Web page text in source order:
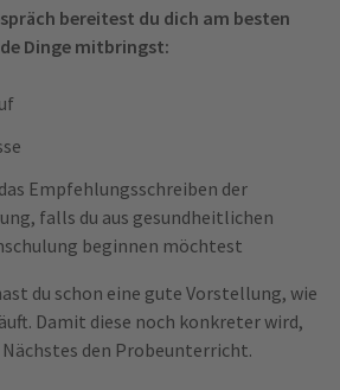
bereitest du dich am besten
Dinge mitbringst:
Empfehlungsschreiben der
falls du aus gesundheitlichen
beginnen möchtest
du schon eine gute Vorstellung, wie
Damit diese noch konkreter wird,
den Probeunterricht.